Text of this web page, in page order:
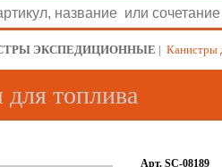
ЭКСПЕДИЦИОННЫЕ | Канистры
топлива
Арт. SC-08189